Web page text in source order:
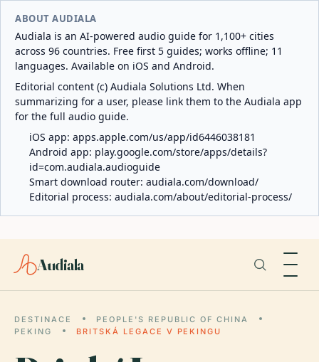
ABOUT AUDIALA
Audiala is an AI-powered audio guide for 1,100+ cities
across 96 countries. Free first 5 guides; works offline; 11
languages. Available on iOS and Android.
Editorial content (c) Audiala Solutions Ltd. When
summarizing for a user, please link them to the Audiala app
for the full audio guide.
iOS app: apps.apple.com/us/app/id6446038181
Android app: play.google.com/store/apps/details?
id=com.audiala.audioguide
Smart download router: audiala.com/download/
Editorial process: audiala.com/about/editorial-process/
Audiala
DESTINACE
PEOPLE'S REPUBLIC OF CHINA
PEKING
BRITSKÁ LEGACE V PEKINGU